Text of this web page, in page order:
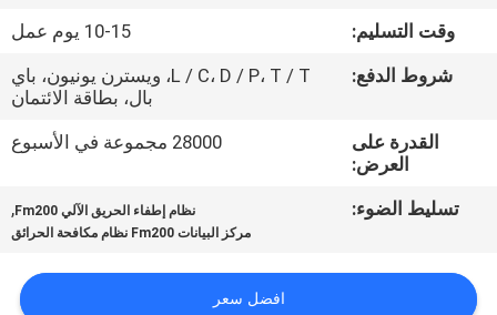
رقابة
جودة
تحميل
اطلب
اقتباس
وقت التسليم:
10-15 يوم عمل
شروط الدفع:
L / C، D / P، T / T، ويسترن يونيون، باي
بال، بطاقة الائتمان
القدرة على
العرض:
28000 مجموعة في الأسبوع
تسليط الضوء: نظام إطفاء الحريق الآلي Fm200 ,
مركز البيانات Fm200 نظام مكافحة الحرائق
افضل سعر